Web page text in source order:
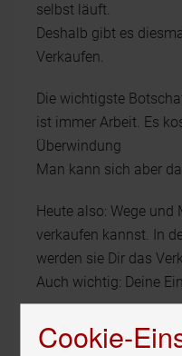
selbst läuft.
Deshalb gibt es
Verkaufen.
Die wichtigste
ist immer Arbeit. Es
Überwindung
Man kann sich aber
Heute also: Wege und
verkaufen kannst. In
werden sie Dir das
Auch wichtig: Deine
Cookie-